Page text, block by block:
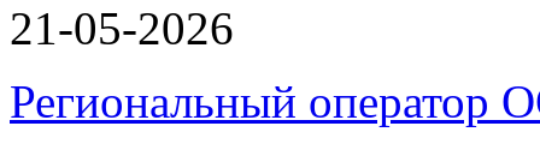
21-05-2026
Региональный